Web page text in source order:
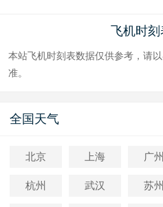
飞机时刻
本站飞机时刻表数据仅供参考，请
准。
全国天气
北京 上海 广州
杭州 武汉 苏州